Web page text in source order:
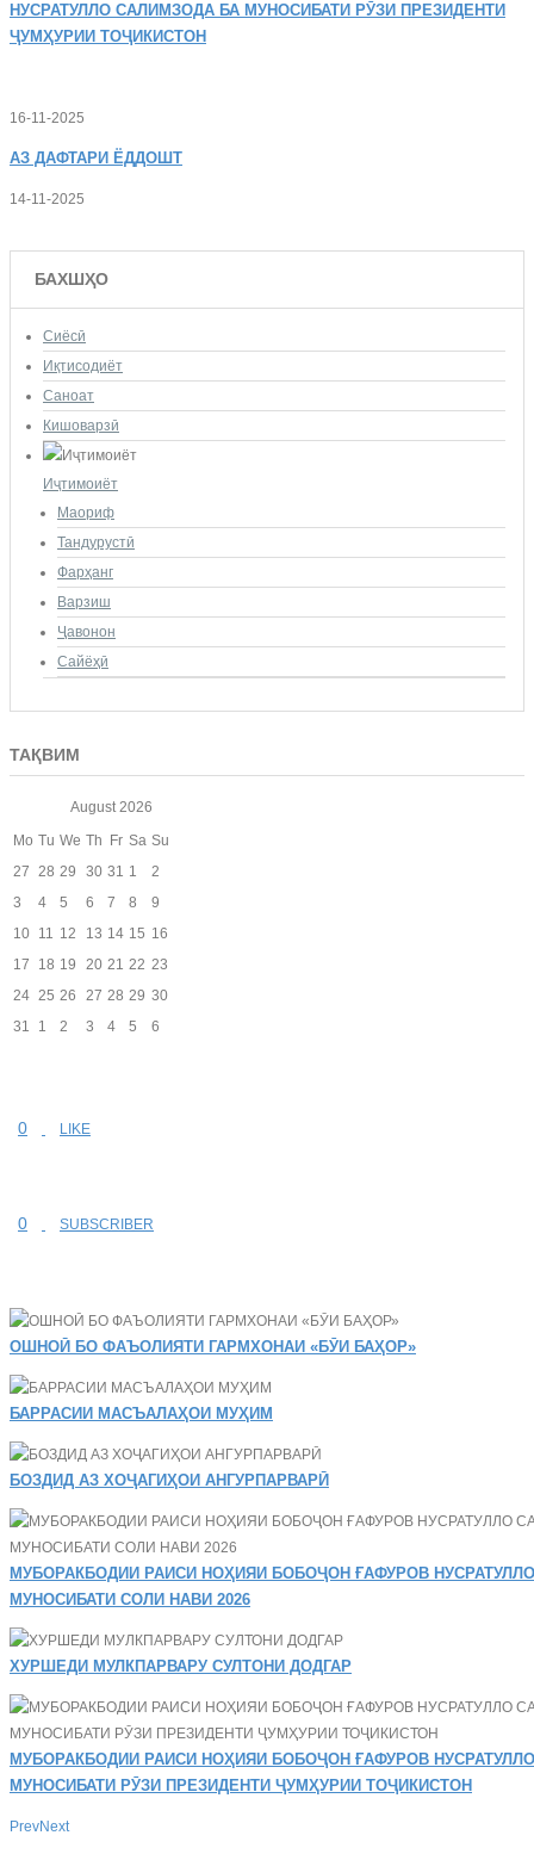
НУСРАТУЛЛО САЛИМЗОДА БА МУНОСИБАТИ РӮЗИ ПРЕЗИДЕНТИ
ҶУМҲУРИИ ТОҶИКИСТОН
16-11-2025
АЗ ДАФТАРИ ЁДДОШТ
14-11-2025
БАХШҲО
Сиёсӣ
Иқтисодиёт
Саноат
Кишоварзӣ
Иҷтимоиёт
Маориф
Тандурустӣ
Фарҳанг
Варзиш
Ҷавонон
Сайёҳӣ
ТАҚВИМ
August 2026
Mo Tu We Th Fr Sa Su
27 28 29 30 31 1
2
3
4 5 6 7 8
9
10 11 12 13 14 15 16
17
18 19 20 21 22 23
24 25 26 27 28 29 30
31
1 2 3 4 5 6
0 LIKE
0 SUBSCRIBER
ОШНОӢ БО ФАЪОЛИЯТИ ГАРМХОНАИ «БӮИ БАҲОР»
БАРРАСИИ МАСЪАЛАҲОИ МУҲИМ
БОЗДИД АЗ ХОҶАГИҲОИ АНГУРПАРВАРӢ
МУБОРАКБОДИИ РАИСИ НОҲИЯИ БОБОҶОН ҒАФУРОВ
МУНОСИБАТИ СОЛИ НАВИ 2026
ХУРШЕДИ МУЛКПАРВАРУ СУЛТОНИ ДОДГАР
МУБОРАКБОДИИ РАИСИ НОҲИЯИ БОБОҶОН ҒАФУРОВ
МУНОСИБАТИ РӮЗИ ПРЕЗИДЕНТИ ҶУМҲУРИИ ТОҶИКИСТОН
PrevNext